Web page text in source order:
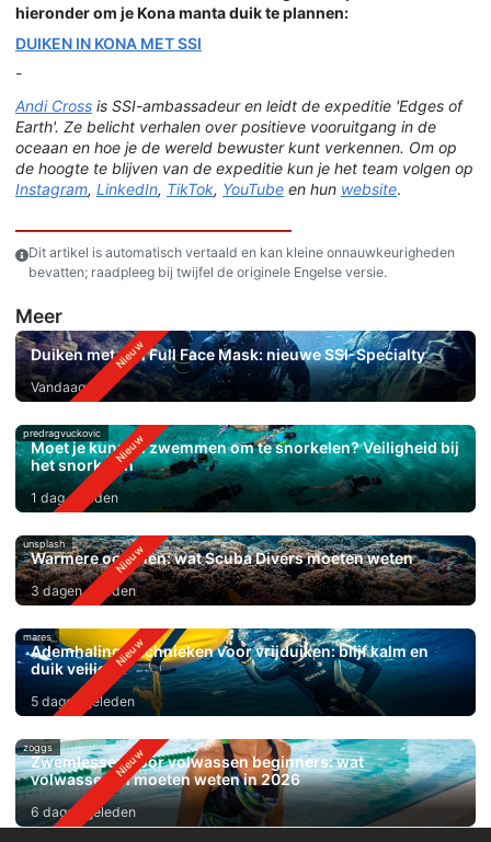
hieronder om je Kona manta duik te plannen:
DUIKEN IN KONA MET SSI
-
Andi Cross is SSI-ambassadeur en leidt de expeditie 'Edges of
Earth'. Ze belicht verhalen over positieve vooruitgang in de
oceaan en hoe je de wereld bewuster kunt verkennen. Om op
de hoogte te blijven van de expeditie kun je het team volgen op
Instagram, LinkedIn, TikTok, YouTube en hun website.
Dit artikel is automatisch vertaald en kan kleine onnauwkeurigheden
bevatten; raadpleeg bij twijfel de originele Engelse versie.
Meer
Duiken met een Full Face Mask: nieuwe SSI-Specialty
Vandaag
predragvuckovic
Moet je kunnen zwemmen om te snorkelen? Veiligheid bij
het snorkelen
1 dag geleden
unsplash
Warmere oceanen: wat Scuba Divers moeten weten
3 dagen geleden
mares
Ademhalingstechnieken voor vrijduiken: blijf kalm en
duik veiliger
5 dagen geleden
zoggs
Zwemlessen voor volwassen beginners: wat
volwassenen moeten weten in 2026
6 dagen geleden